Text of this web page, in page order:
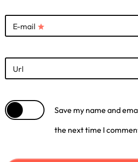
E-mail star
Url
Save my name and
the next time I